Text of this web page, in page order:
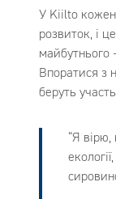
У Kiilto
розвиток, і
майбутнього
Впоратися з
беруть
“Я